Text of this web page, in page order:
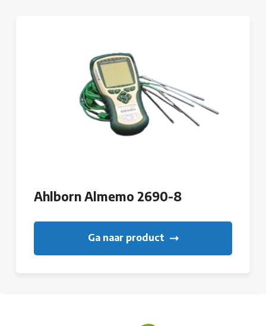
Ahlborn Almemo 2690-8
Ga naar product